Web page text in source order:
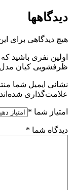
دیدگاهها
هیچ دیدگاهی برای
اولین نفری باشید
ظرفشویی کیان مدل
نشانی ایمیل شما
علامت‌گذاری شده‌اند
امتیاز شما *
دیدگاه شما *